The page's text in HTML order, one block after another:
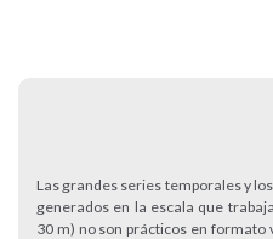
Las grandes series temporales y
generados en la escala que
30 m) no son prácticos en